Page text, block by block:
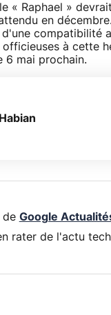
« Raphael »
en
compatibilité
à cette
6 mai prochain.
de Google
rater de l'actu